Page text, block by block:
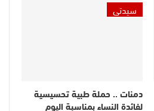
سيدتي
دمنات .. حملة طبية تحسيسية
لفائدة النساء بمناسبة اليوم